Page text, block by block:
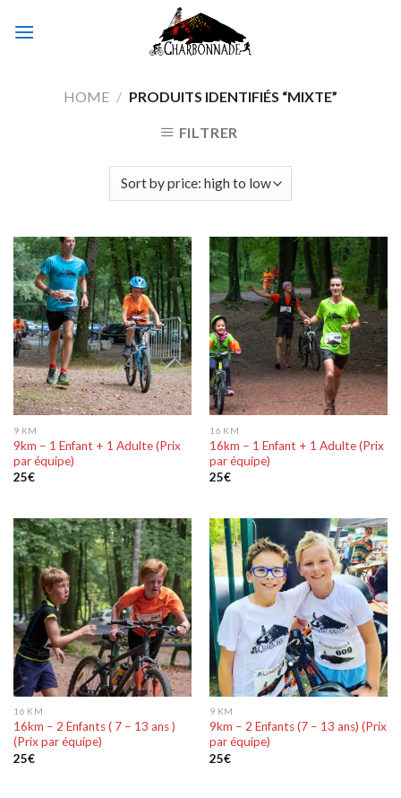
HOME / PRODUITS IDENTIFIÉS “MIXTE”
FILTRER
9 KM
9km – 1 Enfant + 1 Adulte (Prix
par équipe)
25€
16 KM
16km – 1 Enfant + 1 Adulte (Prix
par équipe)
25€
16 KM
16km – 2 Enfants ( 7 – 13 ans )
(Prix par équipe)
25€
9 KM
9km – 2 Enfants (7 – 13 ans) (Prix
par équipe)
25€